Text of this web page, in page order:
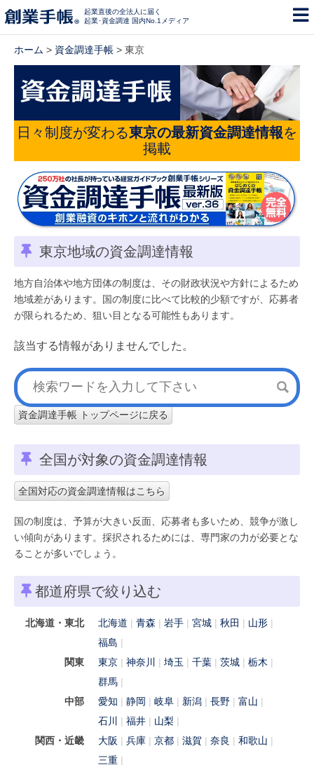
起業直後の全法人に届く
起業･資金調達 国内No.1メディア
ホーム > 資金調達手帳 > 東京
日々制度が変わる東京の最新資金調達情報を
掲載
東京地域の資金調達情報
地方自治体や地方団体の制度は、その財政状況や方針によるため
地域差があります。国の制度に比べて比較的少額ですが、応募者
が限られるため、狙い目となる可能性もあります。
該当する情報がありませんでした。
資金調達手帳 トップページに戻る
全国が対象の資金調達情報
全国対応の資金調達情報はこちら
国の制度は、予算が大きい反面、応募者も多いため、競争が激し
い傾向があります。採択されるためには、専門家の力が必要とな
ることが多いでしょう。
都道府県で絞り込む
北海道・東北 北海道 青森 岩手 宮城 秋田
山形
福島
関東
東京 神奈川 埼玉 千葉 茨城
栃木
群馬
中部
愛知 静岡 岐阜 新潟 長野
富山
石川
福井
山梨
関西・近畿
大阪 兵庫 京都 滋賀 奈良
和歌山
三重